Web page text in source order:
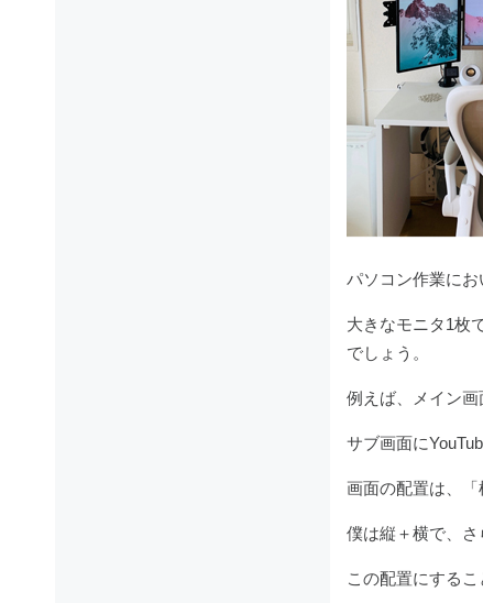
パソコン作業にお
大きなモニタ1枚
でしょう。
例えば、メイン画
サブ画面に
画面の配置は、
僕は縦＋横で、さ
この配置にする